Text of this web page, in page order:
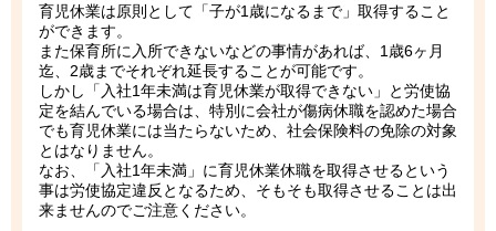
育児休業は原則として「子が1歳になるまで」取得すること
ができます。
また保育所に入所できないなどの事情があれば、1歳6ヶ月
迄、2歳までそれぞれ延長することが可能です。
しかし「入社1年未満は育児休業が取得できない」と労使協
定を結んでいる場合は、特別に会社が傷病休職を認めた場合
でも育児休業には当たらないため、社会保険料の免除の対象
とはなりません。
なお、「入社1年未満」に育児休業休職を取得させるという
事は労使協定違反となるため、そもそも取得させることは出
来ませんのでご注意ください。